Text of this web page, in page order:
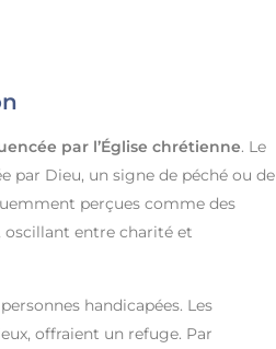
par l’Église chrétienne. Le
par Dieu, un signe de péché ou de
perçues comme des
oscillant entre charité et
handicapées. Les
offraient un refuge. Par